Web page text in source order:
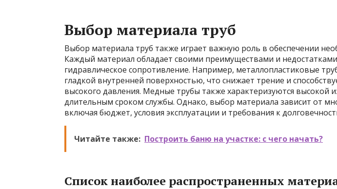
Выбор материала труб
Выбор материала труб также играет важную роль в обеспечении
Каждый материал обладает своими преимуществами и
гидравлическое сопротивление. Например, металлопластиковые
гладкой внутренней поверхностью, что снижает трение и
высокого давления. Медные трубы также характеризуются высокой
длительным сроком службы. Однако, выбор материала зависит от
включая бюджет, условия эксплуатации и требования к
Читайте также: Построить баню на участке: с чего начать?
Список наиболее распространенных